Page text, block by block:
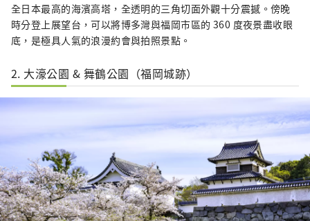
全日本最高的海濱高塔，全透明的三角切面外觀十分震撼。傍晚
時分登上展望台，可以將博多灣與福岡市區的 360 度夜景盡收眼
底，是極具人氣的浪漫約會與拍照景點。
2. 大濠公園 & 舞鶴公園（福岡城跡）